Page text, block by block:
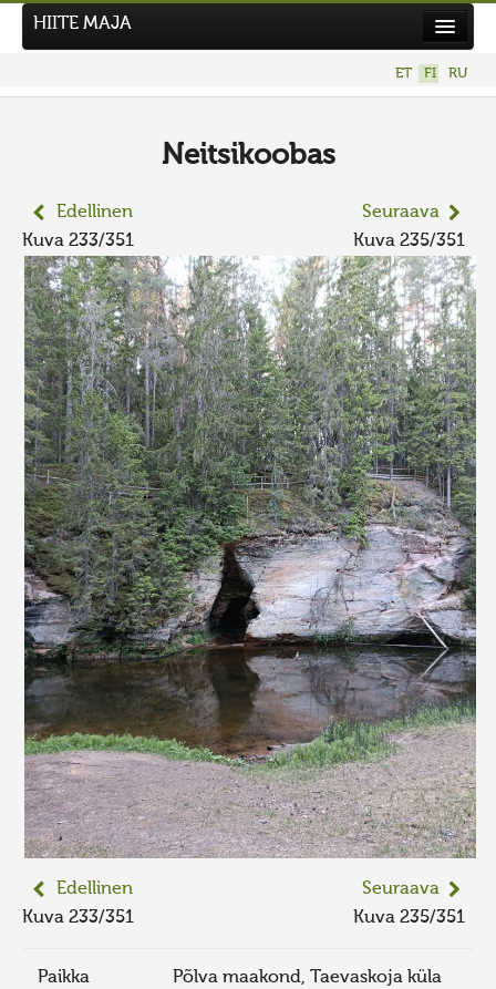
AIEMMAT KILPAILUT
HIITE MAJA
ET FI RU
Neitsikoobas
Edellinen
Kuva 233/351
Seuraava
Kuva 235/351
Edellinen
Kuva 233/351
Seuraava
Kuva 235/351
Paikka Põlva maakond, Taevaskoja küla